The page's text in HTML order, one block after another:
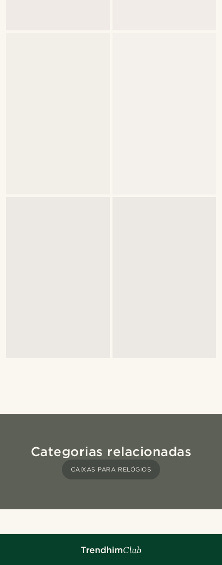
Categorias relacionadas
CAIXAS PARA RELÓGIOS